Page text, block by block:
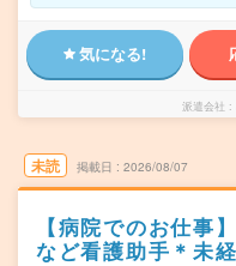
気になる!
派遣会社
未読 掲載日 2026/08/07
【病院でのお仕事
など看護助手＊未